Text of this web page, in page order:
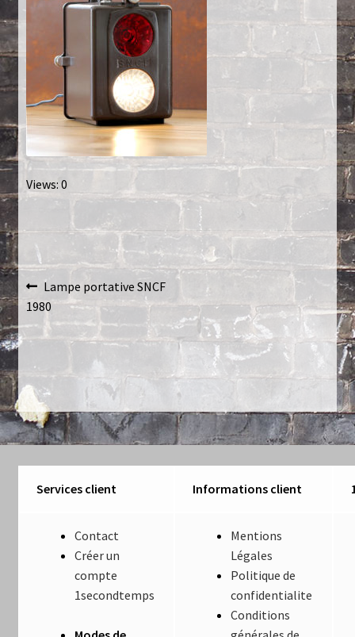
Fourchette
Grands luminaires
Huître
La philosophie
Lampe à poser
Les Collections
Luminaires
Mentions Légales
Mon compte
Nautilus – Tome 1 – Les Machines Fondatrices
Paiement
Views: 0
Navigation
de
l’article
Article
précédent :
Lampe portative SNCF
1980
Services client Informations client
Contact
Créer un
compte
1secondtemps
Mentions
Légales
Politique de
confidentialite
Conditions